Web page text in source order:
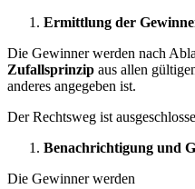
Ermittlung der
Die Gewinner werden nach
Zufallsprinzip aus allen
anderes angegeben ist.
Der Rechtsweg ist
Benachrichtigung und
Die Gewinner werden